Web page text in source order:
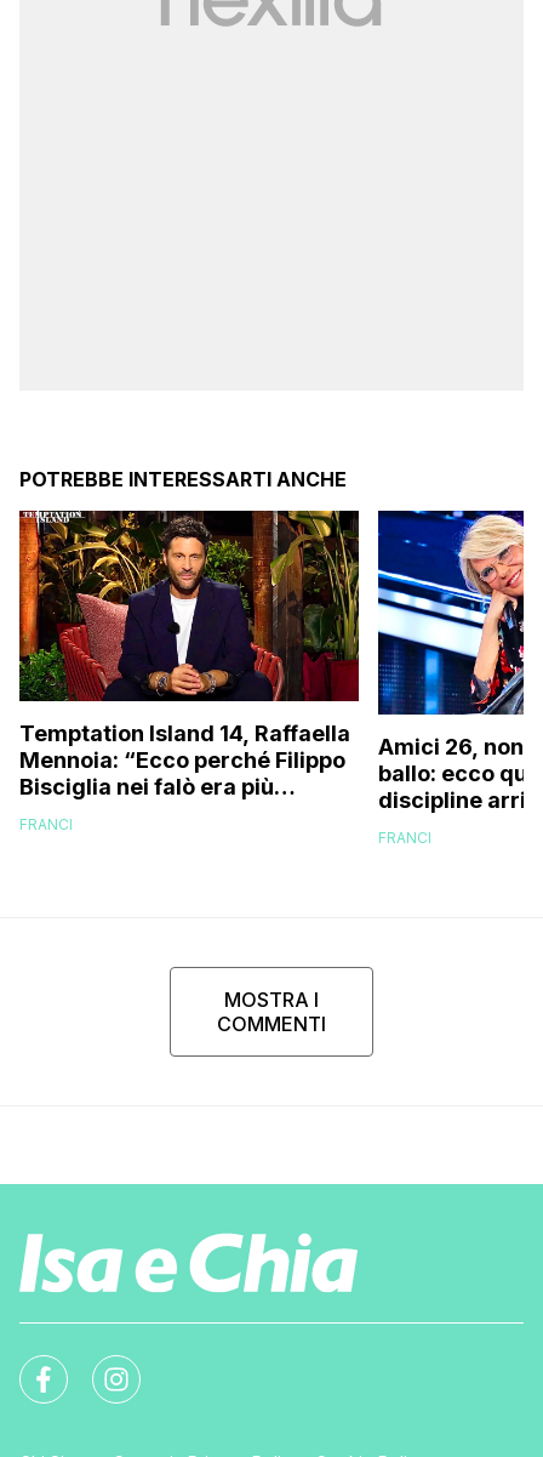
POTREBBE INTERESSARTI ANCHE
Temptation Island 14, Raffaella
Mennoia: “Ecco perché Filippo
Bisciglia nei falò era più
coinvolto del solito”
FRANCI
Amici 26, non
ballo: ecco
discipline
scuola!
FRANCI
MOSTRA I
COMMENTI